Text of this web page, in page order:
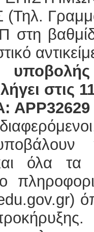
στη
στις
ΑΡΡ32629
όλα τα